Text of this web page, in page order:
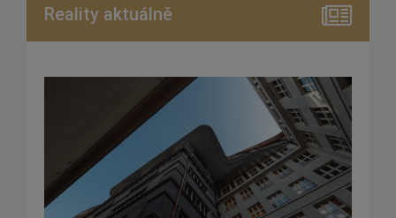
Reality aktuálně